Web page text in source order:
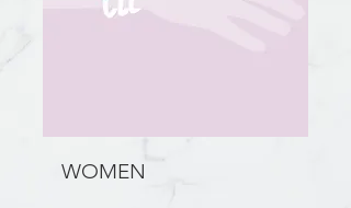
WOMEN